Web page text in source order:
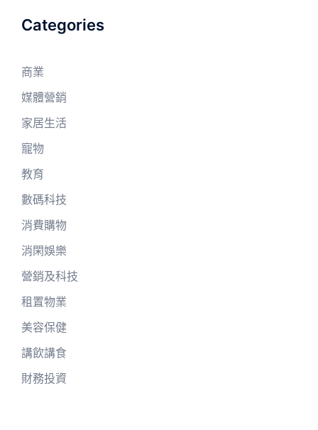
Categories
商業
媒體營銷
家居生活
寵物
教育
數碼科技
消費購物
消閑娛樂
營銷及科技
租置物業
美容保健
講飲講食
財務投資